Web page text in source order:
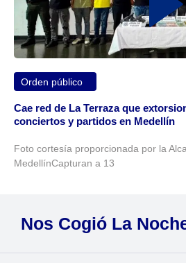
Orden público
Cae red de La Terraza que
conciertos y partidos en Medellín
Foto cortesía proporcionada por la
MedellínCapturan a 13
Nos Cogió La